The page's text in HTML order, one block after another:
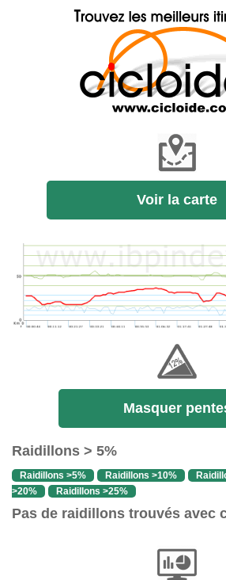
Voir la carte
Masquer
Raidillons > 5%
Raidillons >5% Raidillons >10%
>20%
Raidillons >25%
Pas de raidillons trouvés avec